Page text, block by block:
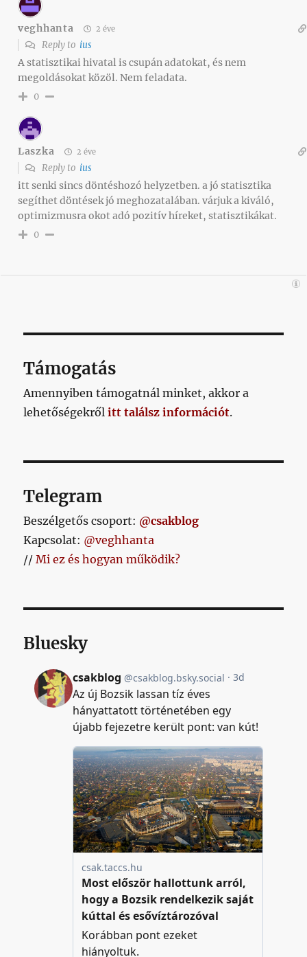
veghhanta 2 éve
Reply to ius
A statisztikai hivatal is csupán adatokat, és nem
megoldásokat közöl. Nem feladata.
0
Laszka 2 éve
Reply to ius
itt senki sincs döntéshozó helyzetben. a jó statisztika
segíthet döntések jó meghozatalában. várjuk a kiváló,
optimizmusra okot adó pozitív híreket, statisztikákat.
0
Támogatás
Amennyiben támogatnál minket, akkor a
lehetőségekrőlitt találsz információt.
Telegram
Beszélgetős csoport: @csakblog
Kapcsolat: @veghhanta
//Mi ez és hogyan működik?
Bluesky